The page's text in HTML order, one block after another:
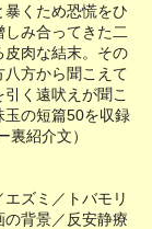
くため恐慌をひ
み合ってきた二
皮肉な結末。その
方から聞こえて
く遠吠えが聞こ
玉の短篇50を収録
裏紹介文）
ズミ／トバモリ
背景／反安静療